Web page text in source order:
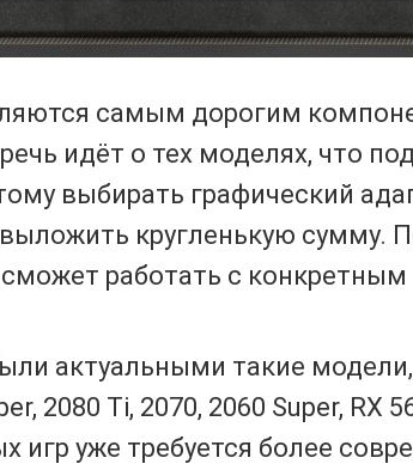
самым дорогим
идёт о тех моделях, что
выбирать графический
кругленькую сумму.
работать с
актуальными такие модели,
2080 Ti, 2070, 2060 Super, RX
игр уже требуется более